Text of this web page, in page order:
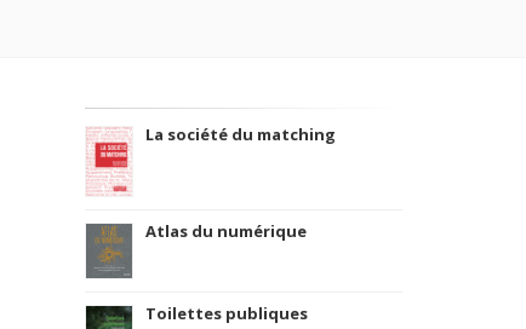
La société du matching
Atlas du numérique
Toilettes publiques